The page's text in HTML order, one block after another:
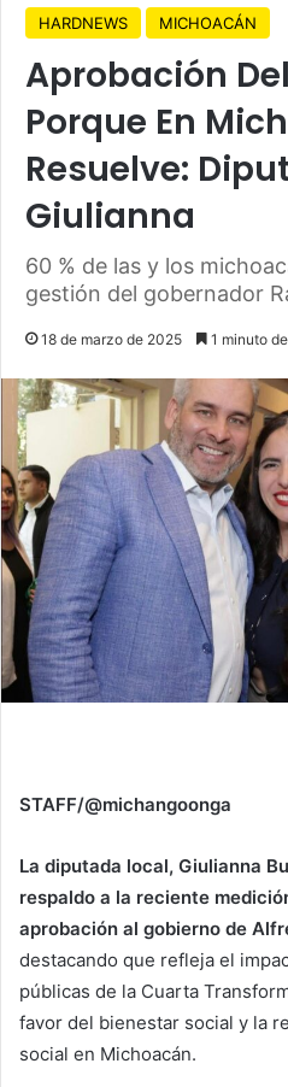
HARDNEWS MICHOACÁN
Aprobación
Porque En
Resuelve:
Giulianna
60 % de las y los
gestión del gobernador
18 de marzo de 2025 1 minuto
STAFF/@michangoonga
La diputada local, Giulianna
respaldo a la reciente
aprobación al gobierno de
destacando que refleja el
públicas de la Cuarta
favor del bienestar social y la
social en Michoacán.